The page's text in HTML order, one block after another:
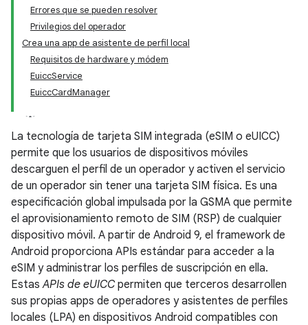
Errores que se pueden resolver
Privilegios del operador
Crea una app de asistente de perfil local
Requisitos de hardware y módem
EuiccService
EuiccCardManager
La tecnología de tarjeta SIM integrada (eSIM o eUICC)
permite que los usuarios de dispositivos móviles
descarguen el perfil de un operador y activen el servicio
de un operador sin tener una tarjeta SIM física. Es una
especificación global impulsada por la GSMA que permite
el aprovisionamiento remoto de SIM (RSP) de cualquier
dispositivo móvil. A partir de Android 9, el framework de
Android proporciona APIs estándar para acceder a la
eSIM y administrar los perfiles de suscripción en ella.
EstasAPIs de eUICCpermiten que terceros desarrollen
sus propias apps de operadores y asistentes de perfiles
locales (LPA) en dispositivos Android compatibles con